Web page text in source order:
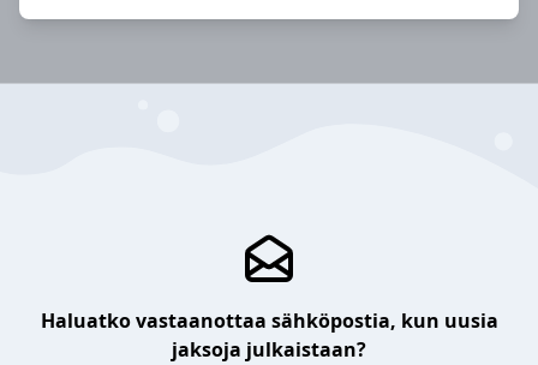
Haluatko vastaanottaa sähköpostia, kun uusia
jaksoja julkaistaan?